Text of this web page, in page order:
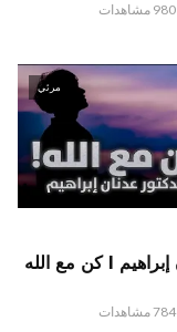
980 مشاهدات
مرئي
الدكتور عدنان إبراهيم l كن مع الله
784 مشاهدات